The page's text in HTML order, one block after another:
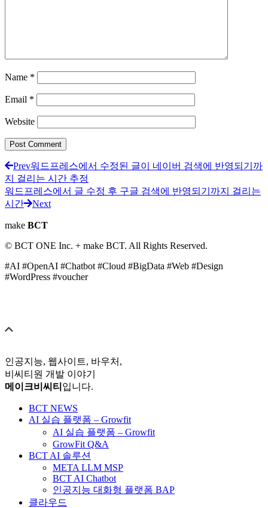
Name *
Email *
Website
Prev워드프레스에서 수정된 글이 네이버 검색에 반영되기까
지 걸리는 시간 추정
워드프레스에서 글 수정 후 구글 검색에 반영되기까지 걸리는
시간
Next
make BCT
© BCT ONE Inc. + make BCT. All Rights Reserved.
#AI #OpenAI #Chatbot #Cloud #BigData #Web #Design
#WordPress #voucher
인공지능, 웹사이트, 바우처,
비씨티원 개발 이야기
메이크비씨티 입니다.
BCT NEWS
AI 실습 플랫폼 – Growfit
AI 실습 플랫폼 – Growfit
GrowFit Q&A
BCT AI 솔루션
META LLM MSP
BCT AI Chatbot
인공지능 대화형 플랫폼 BAP
클라우드